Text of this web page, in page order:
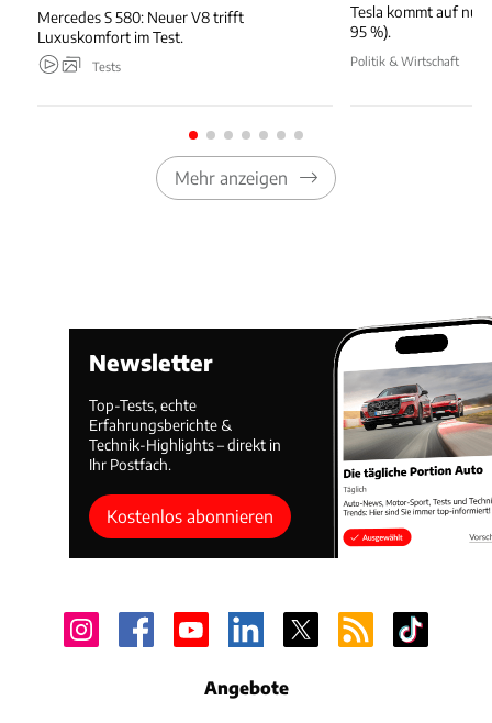
Mercedes S 580: Neuer V8 trifft
Luxuskomfort im Test.
Tests
Tesla kommt auf nur
95 %).
Politik & Wirtschaft
Mehr anzeigen
Newsletter
Top-Tests, echte
Erfahrungsberichte &
Technik-Highlights – direkt in
Ihr Postfach.
Kostenlos abonnieren
Angebote